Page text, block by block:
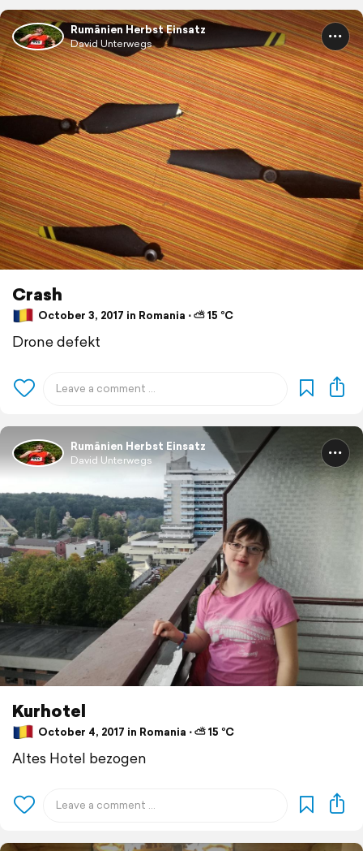
Rumänien Herbst Einsatz
David Unterwegs
Crash
October 3, 2017 in Romania ⋅ ⛅ 15 °C
Drone defekt
Rumänien Herbst Einsatz
David Unterwegs
Kurhotel
October 4, 2017 in Romania ⋅ ⛅ 15 °C
Altes Hotel bezogen